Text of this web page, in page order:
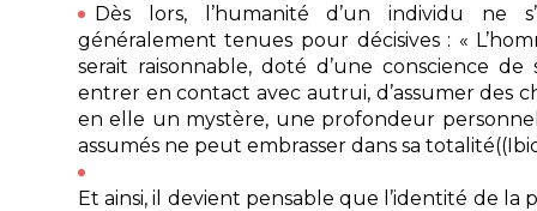
Dès lors, l’humanité d’un individu ne
généralement tenues pour décisives : «
serait raisonnable, doté d’une conscience
entrer en contact avec autrui, d’assumer des
en elle un mystère, une profondeur
assumés ne peut embrasser dans sa totalité((
Et ainsi, il devient pensable que l’identité de la